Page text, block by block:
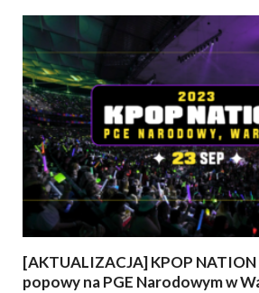
[AKTUALIZACJA] KPOP
popowy na PGE Narodowym w